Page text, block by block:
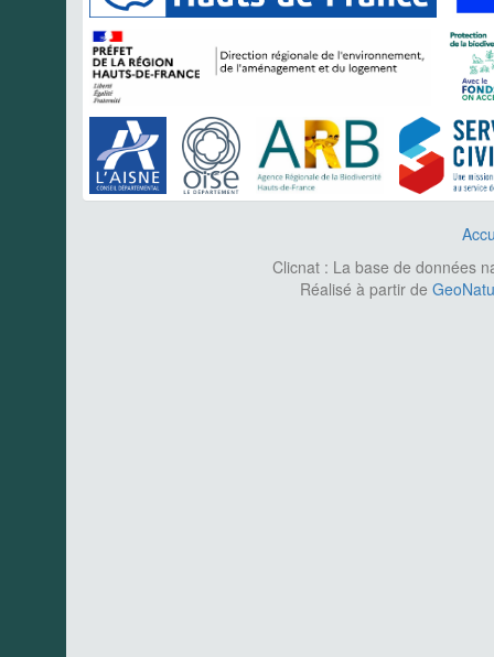
Clicnat : La base de données
Réalisé à partir de